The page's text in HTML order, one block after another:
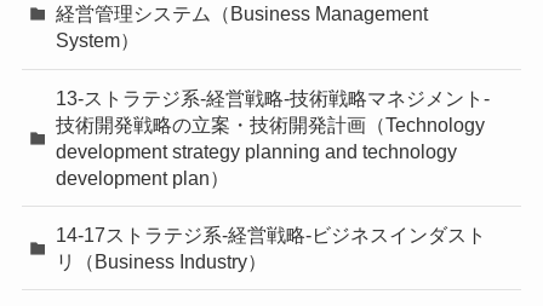
経営管理システム（Business Management
System）
13-ストラテジ系-経営戦略-技術戦略マネジメント-
技術開発戦略の立案・技術開発計画（Technology
development strategy planning and technology
development plan）
14-17ストラテジ系-経営戦略-ビジネスインダスト
リ（Business Industry）